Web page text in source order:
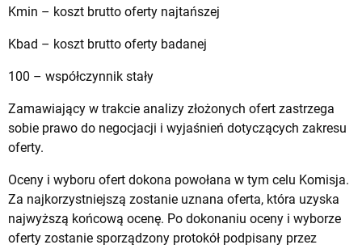
Kmin – koszt brutto oferty najtańszej
Kbad – koszt brutto oferty badanej
100 – współczynnik stały
Zamawiający w trakcie analizy złożonych ofert zastrzega
sobie prawo do negocjacji i wyjaśnień dotyczących zakresu
oferty.
Oceny i wyboru ofert dokona powołana w tym celu Komisja.
Za najkorzystniejszą zostanie uznana oferta, która uzyska
najwyższą końcową ocenę. Po dokonaniu oceny i wyborze
oferty zostanie sporządzony protokół podpisany przez